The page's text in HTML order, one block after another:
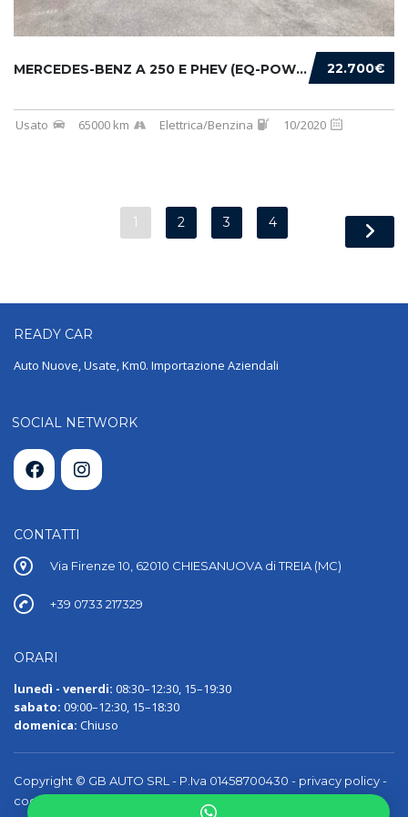
22.700€
MERCEDES-BENZ A 250 E PHEV (EQ-POWER) PREMIU...
Usato 65000 km Elettrica/Benzina 10/2020
1 2 3 4
READY CAR
Auto Nuove, Usate, Km0. Importazione Aziendali
SOCIAL NETWORK
CONTATTI
Via Firenze 10, 62010 CHIESANUOVA di TREIA (MC)
+39 0733 217329
ORARI
lunedì - venerdi: 08:30–12:30, 15–19:30
sabato: 09:00–12:30, 15–18:30
domenica: Chiuso
Copyright © GB AUTO SRL - P.Iva 01458700430 - privacy policy-
cookie policy